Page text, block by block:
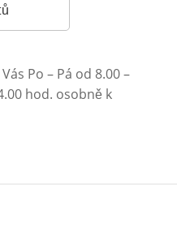
Po – Pá od 8.00 –
hod. osobně k